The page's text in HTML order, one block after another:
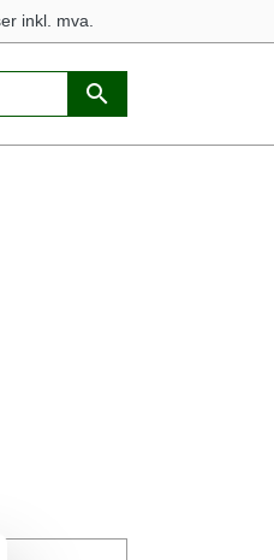
inkl. mva.